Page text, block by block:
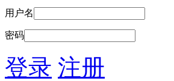
用户名
密码
登录 注册